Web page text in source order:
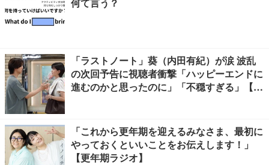
「ラストノート」葵（内田有紀）が涙 波乱
の次回予告に視聴者衝撃「ハッピーエンドに
進むのかと思ったのに」「不穏すぎる」【ネ
「これから更年期を迎えるみなさま、最初に
やっておくといいことをお伝えします！」
【更年期ラジオ】